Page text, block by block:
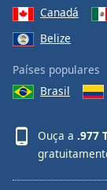
Canadá
Belize
Países populares
Brasil
Ouça a .977